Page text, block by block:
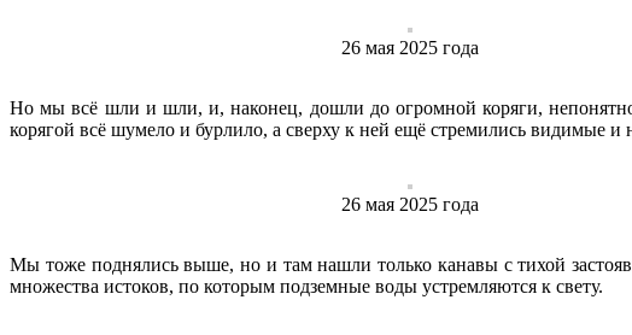
26 ‎мая ‎2025 ‎года
Но мы всё шли и шли, и, наконец, дошли до огромной коряги,
корягой всё шумело и бурлило, а сверху к ней ещё стремились видимые и
26 ‎мая ‎2025 ‎года
Мы тоже поднялись выше, но и там нашли только канавы с тихой
множества истоков, по которым подземные воды устремляются к свету.